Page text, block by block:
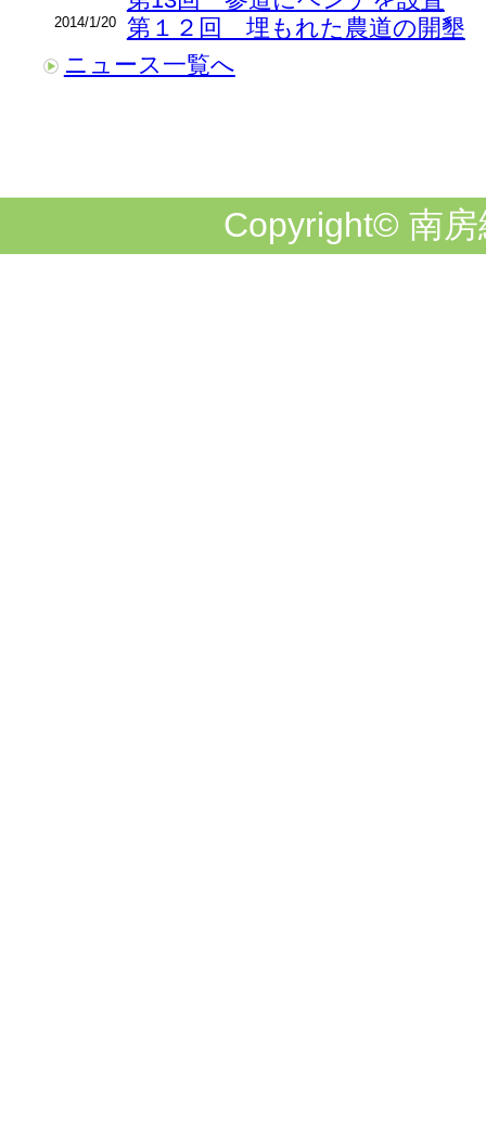
2014/1/20
第１２回 埋もれた農道の開墾
ニュース一覧へ
Copyright© 南